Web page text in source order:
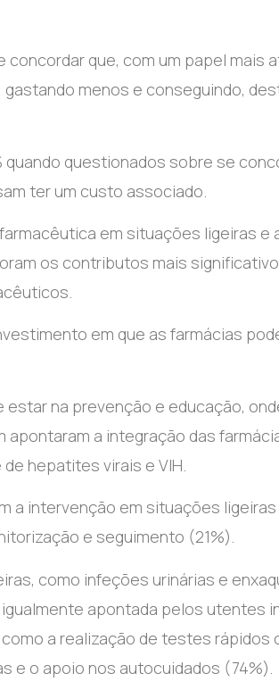
que, com um papel mais
menos e conseguindo,
questionados sobre se
ter um custo associado.
em situações ligeiras e
os contributos mais
em que as farmácias
na prevenção e educação,
a integração das
hepatites virais e VIH.
a intervenção em situações
e seguimento (21%).
como infeções urinárias e
apontada pelos utentes
a realização de testes rápidos
e o apoio nos autocuidados (74%).